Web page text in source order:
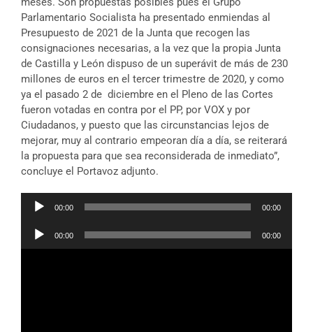
Parlamentario Socialista ha presentado enmiendas al
Presupuesto de 2021 de la Junta que recogen las
consignaciones necesarias, a la vez que la propia Junta
de Castilla y León dispuso de un superávit de más de 230
millones de euros en el tercer trimestre de 2020, y como
ya el pasado 2 de diciembre en el Pleno de las Cortes
fueron votadas en contra por el PP, por VOX y por
Ciudadanos, y puesto que las circunstancias lejos de
mejorar, muy al contrario empeoran día a día, se reiterará
la propuesta para que sea reconsiderada de inmediato”,
concluye el Portavoz adjunto.
Reproductor
audio
00:00 00:00
Reproductor
00:00 00:00